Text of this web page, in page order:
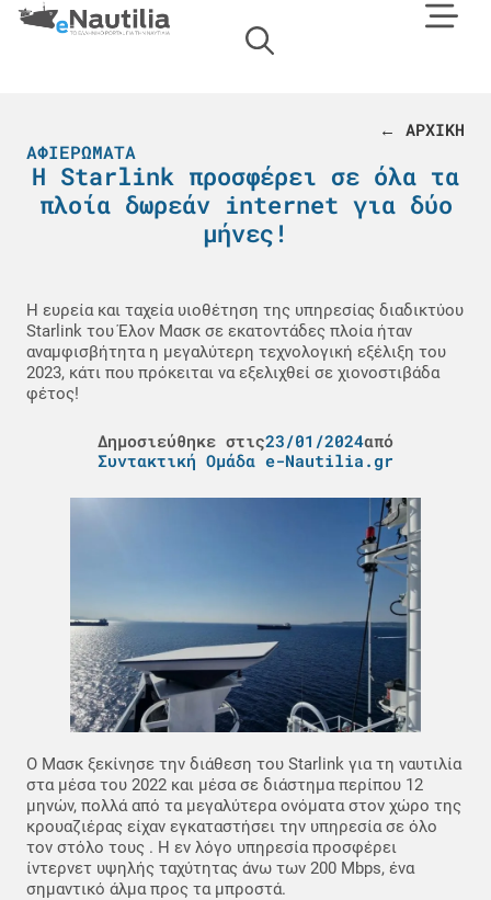
← ΑΡΧΙΚΗ
ΑΦΙΕΡΏΜΑΤΑ
Η Starlink προσφέρει σε όλα τα
πλοία δωρεάν internet για δύο
μήνες!
Η ευρεία και ταχεία υιοθέτηση της υπηρεσίας διαδικτύου
Starlink του Έλον Μασκ σε εκατοντάδες πλοία ήταν
αναμφισβήτητα η μεγαλύτερη τεχνολογική εξέλιξη του
2023, κάτι που πρόκειται να εξελιχθεί σε χιονοστιβάδα
φέτος!
Δημοσιεύθηκε στις23/01/2024από
Συντακτική Ομάδα e-Nautilia.gr
Ο Μασκ ξεκίνησε την διάθεση του Starlink για τη ναυτιλία
στα μέσα του 2022 και μέσα σε διάστημα περίπου 12
μηνών, πολλά από τα μεγαλύτερα ονόματα στον χώρο της
κρουαζιέρας είχαν εγκαταστήσει την υπηρεσία σε όλο
τον στόλο τους . Η εν λόγο υπηρεσία προσφέρει
ίντερνετ υψηλής ταχύτητας άνω των 200 Mbps, ένα
σημαντικό άλμα προς τα μπροστά.